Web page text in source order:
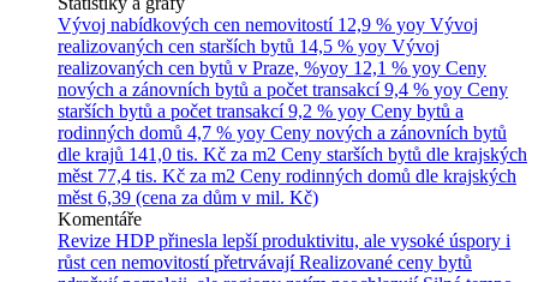
Vývoj nabídkových cen nemovitostí 12,9 % yoy Vývoj
realizovaných cen starších bytů 14,5 % yoy Vývoj
realizovaných cen bytů v Praze, %yoy 12,1 % yoy Ceny
nových a zánovních bytů a počet transakcí 9,4 % yoy Ceny
starších bytů a počet transakcí 9,2 % yoy Ceny bytů a
rodinných domů 4,7 % yoy Ceny nových a zánovních bytů
dle krajů 141,0 tis. Kč za m2 Ceny starších bytů dle krajských
měst 77,4 tis. Kč za m2 Ceny rodinných domů dle krajských
měst 6,39 (cena za dům v mil. Kč)
Komentáře
Revize HDP přinesla lepší produktivitu, ale vysoké úspory i
růst cen nemovitostí přetrvávají Realizované ceny bytů